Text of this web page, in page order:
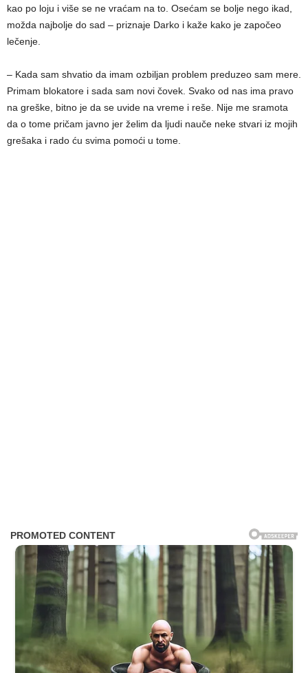
kao po loju i više se ne vraćam na to. Osećam se bolje nego ikad,
možda najbolje do sad – priznaje Darko i kaže kako je započeo
lečenje.
– Kada sam shvatio da imam ozbiljan problem preduzeo sam mere.
Primam blokatore i sada sam novi čovek. Svako od nas ima pravo
na greške, bitno je da se uvide na vreme i reše. Nije me sramota
da o tome pričam javno jer želim da ljudi nauče neke stvari iz mojih
grešaka i rado ću svima pomoći u tome.